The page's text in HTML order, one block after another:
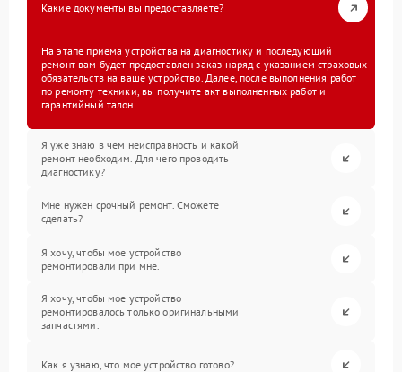
Какие документы вы предоставляете?
На этапе приема устройства на диагностику и последующий
ремонт вам будет предоставлен заказ-наряд с указанием страховых
обязательств на ваше устройство. Далее, после выполнения работ
по ремонту техники, вы получите акт выполненных работ и
гарантийный талон.
Я уже знаю в чем неисправность и какой
ремонт необходим. Для чего проводить
диагностику?
Мне нужен срочный ремонт. Сможете
сделать?
Я хочу, чтобы мое устройство
ремонтировали при мне.
Я хочу, чтобы мое устройство
ремонтировалось только оригинальными
запчастями.
Как я узнаю, что мое устройство готово?